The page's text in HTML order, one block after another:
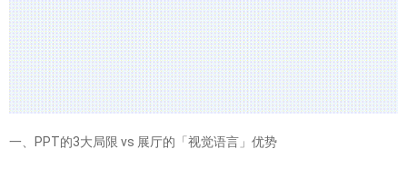
一、PPT的3大局限 vs 展厅的「视觉语言」优势